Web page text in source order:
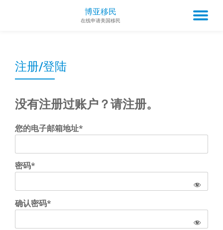
博亚移民
在线申请美国移民
注册/登陆
没有注册过账户？请注册。
您的电子邮箱地址*
密码*
确认密码*